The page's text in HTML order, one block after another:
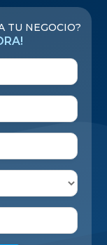
TU NEGOCIO?